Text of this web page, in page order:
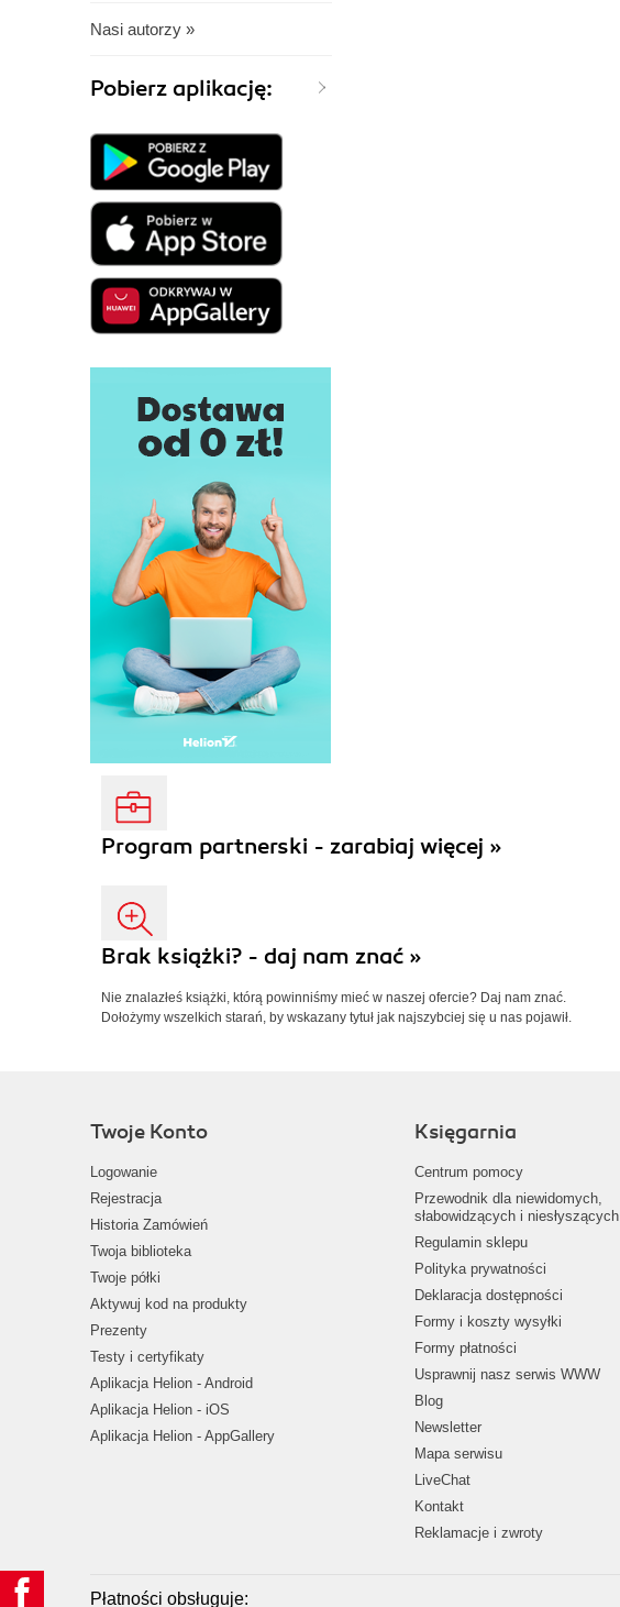
Nasi autorzy »
Pobierz aplikację:
Program partnerski - zarabiaj więcej »
Brak książki? - daj nam znać »
Nie znalazłeś książki, którą powinniśmy mieć w naszej ofercie? Daj nam znać.
Dołożymy wszelkich starań, by wskazany tytuł jak najszybciej się u nas pojawił.
Twoje Konto
Logowanie
Rejestracja
Historia Zamówień
Twoja biblioteka
Twoje półki
Aktywuj kod na produkty
Prezenty
Testy i certyfikaty
Aplikacja Helion - Android
Aplikacja Helion - iOS
Aplikacja Helion - AppGallery
Księgarnia
Centrum pomocy
Przewodnik dla niewidomych,
słabowidzących i niesłyszących
Regulamin sklepu
Polityka prywatności
Deklaracja dostępności
Formy i koszty wysyłki
Formy płatności
Usprawnij nasz serwis WWW
Blog
Newsletter
Mapa serwisu
LiveChat
Kontakt
Reklamacje i zwroty
Płatności obsługuje: